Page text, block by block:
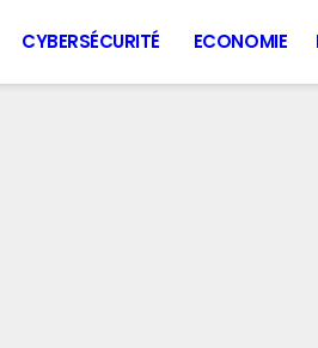
CYBERSÉCURITÉ ECONOMIE